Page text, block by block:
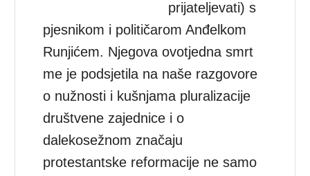
prijateljevati) s
pjesnikom i političarom Anđelkom
Runjićem. Njegova ovotjedna smrt
me je podsjetila na naše razgovore
o nužnosti i kušnjama pluralizacije
društvene zajednice i o
dalekosežnom značaju
protestantske reformacije ne samo